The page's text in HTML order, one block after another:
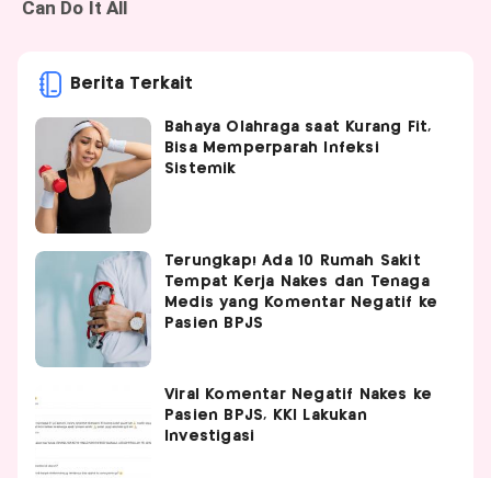
Berita Terkait
Bahaya Olahraga saat Kurang Fit,
Bisa Memperparah Infeksi
Sistemik
Terungkap! Ada 10 Rumah Sakit
Tempat Kerja Nakes dan Tenaga
Medis yang Komentar Negatif ke
Pasien BPJS
Viral Komentar Negatif Nakes ke
Pasien BPJS, KKI Lakukan
Investigasi